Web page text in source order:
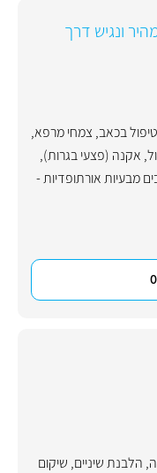
ונגיש דרך
טיפול בכאב, צמחי מרפא,
, אקנה (פצעי בגרות),
מבעיות אורתופדיות -
, הלבנת שיניים, שיקום